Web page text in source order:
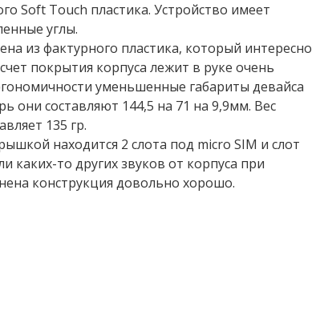
Soft Touch пластика. Устройство имеет
углы.
из фактурного пластика, который интересно
покрытия корпуса лежит в руке очень
уменьшенные габариты девайса
они составляют 144,5 на 71 на 9,9мм. Вес
135 гр.
находится 2 слота под micro SIM и слот
каких-то других звуков от корпуса при
конструкция довольно хорошо.